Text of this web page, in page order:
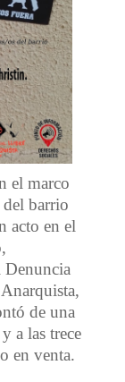
el marco
barrio
acto en el
de una
a las trece
en venta.